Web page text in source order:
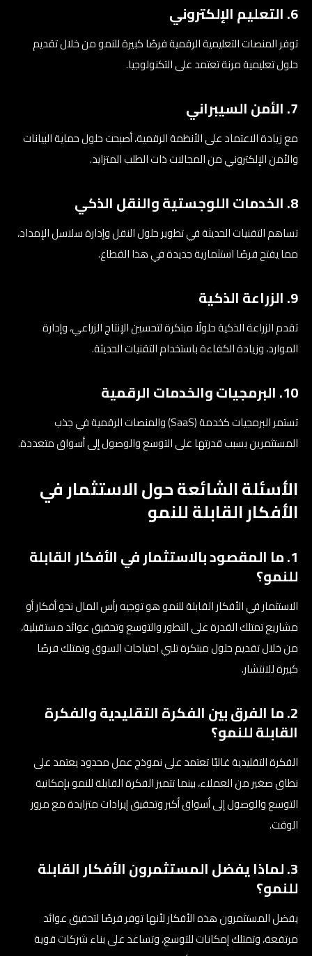
6. التعليم الإلكتروني
توفر المنصات التعليمية الرقمية فرصًا كبيرة للنمو من خلال تقديم
حلول تعليمية مرنة تعتمد على التكنولوجيا.
7. الأمن السيبراني
مع زيادة الاعتماد على الأنظمة الرقمية، أصبحت حلول حماية البيانات
والأمن الإلكتروني من المجالات ذات الطلب المتزايد.
8. الخدمات اللوجستية والنقل الذكي
تساهم التقنيات الحديثة في تطوير حلول النقل وإدارة سلاسل الإمداد،
مما يفتح فرصًا استثمارية جديدة في هذا القطاع.
9. الزراعة الذكية
تقدم الزراعة الذكية حلولًا مبتكرة لتحسين الإنتاج الزراعي، وإدارة
الموارد، وزيادة الكفاءة باستخدام التقنيات الحديثة.
10. البرمجيات والخدمات الرقمية
تستمر البرمجيات كخدمة (SaaS) والمنصات الرقمية في جذب
المستثمرين بسبب قدرتها على التوسع والوصول إلى أسواق متعددة.
الأسئلة الشائعة حول الاستثمار في
الأفكار القابلة للنمو
1. ما المقصود بالاستثمار في الأفكار القابلة
للنمو؟
الاستثمار في الأفكار القابلة للنمو هو توجيه رأس المال نحو أفكار أو
مشاريع تمتلك القدرة على التطور والتوسع وتحقيق عوائد مستقبلية،
من خلال تقديم حلول مبتكرة تلبي احتياجات السوق وتمتلك فرصًا
كبيرة للانتشار.
2. ما الفرق بين الفكرة التقليدية والفكرة
القابلة للنمو؟
الفكرة التقليدية غالبًا تعتمد على نموذج عمل محدود يعتمد على
نطاق صغير من العملاء، بينما تتميز الفكرة القابلة للنمو بإمكانية
التوسع والوصول إلى أسواق أكبر وتحقيق إيرادات متزايدة مع مرور
الوقت.
3. لماذا يفضل المستثمرون الأفكار القابلة
للنمو؟
يفضل المستثمرون هذه الأفكار لأنها توفر فرصًا لتحقيق عوائد
مرتفعة، وتمتلك إمكانات للتوسع، وتساعد على بناء شركات قوية